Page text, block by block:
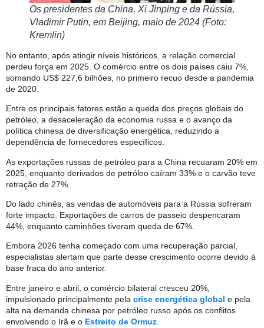
Os presidentes da China, Xi Jinping e da Rússia,
Vladimir Putin, em Beijing, maio de 2024 (Foto:
Kremlin)
No entanto, após atingir níveis históricos, a relação comercial
perdeu força em 2025. O comércio entre os dois países caiu 7%,
somando US$ 227,6 bilhões, no primeiro recuo desde a pandemia
de 2020.
Entre os principais fatores estão a queda dos preços globais do
petróleo, a desaceleração da economia russa e o avanço da
política chinesa de diversificação energética, reduzindo a
dependência de fornecedores específicos.
As exportações russas de petróleo para a China recuaram 20% em
2025, enquanto derivados de petróleo caíram 33% e o carvão teve
retração de 27%.
Do lado chinês, as vendas de automóveis para a Rússia sofreram
forte impacto. Exportações de carros de passeio despencaram
44%, enquanto caminhões tiveram queda de 67%.
Embora 2026 tenha começado com uma recuperação parcial,
especialistas alertam que parte desse crescimento ocorre devido à
base fraca do ano anterior.
Entre janeiro e abril, o comércio bilateral cresceu 20%,
impulsionado principalmente pela crise energética global e pela
alta na demanda chinesa por petróleo russo após os conflitos
envolvendo o Irã e o Estreito de Ormuz